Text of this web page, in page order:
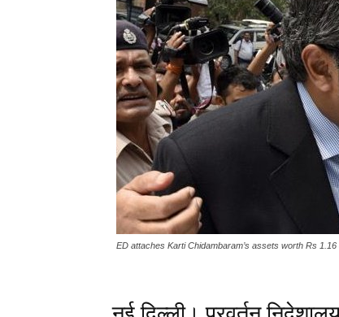
ED attaches Karti Chidambaram’s assets worth Rs